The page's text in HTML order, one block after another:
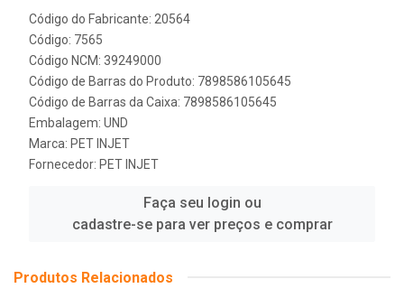
Código do Fabricante: 20564
Código: 7565
Código NCM: 39249000
Código de Barras do Produto: 7898586105645
Código de Barras da Caixa: 7898586105645
Embalagem: UND
Marca: PET INJET
Fornecedor: PET INJET
Faça seu login ou
cadastre-se para ver preços e comprar
Produtos Relacionados